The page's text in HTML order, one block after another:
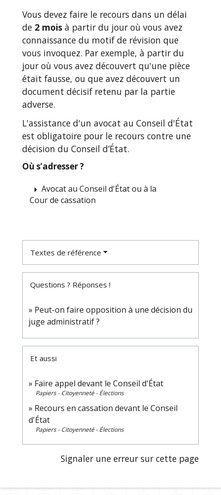
Vous devez faire le recours dans un délai
de 2 mois à partir du jour où vous avez
connaissance du motif de révision que
vous invoquez. Par exemple, à partir du
jour où vous avez découvert qu'une pièce
était fausse, ou que avez découvert un
document décisif retenu par la partie
adverse.
L'assistance d'un avocat au Conseil d'État
est obligatoire pour le recours contre une
décision du Conseil d’État.
Où s’adresser ?
arrow_right Avocat au Conseil d'État ou à la
Cour de cassation
Textes de référence
Questions ? Réponses !
Peut-on faire opposition à une décision du
juge administratif ?
Et aussi
Faire appel devant le Conseil d'État
Papiers - Citoyenneté - Élections
Recours en cassation devant le Conseil
d'État
Papiers - Citoyenneté - Élections
Signaler une erreur sur cette page